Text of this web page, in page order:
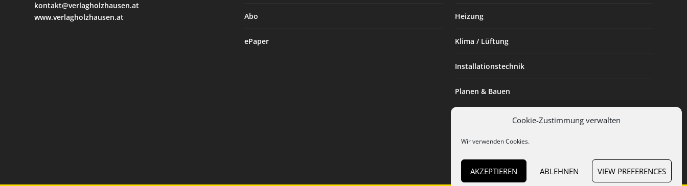
Cookie-Zustimmung verwalten
Wir verwenden Cookies.
AKZEPTIEREN ABLEHNEN VIEW PREFERENCES
kontakt@verlagholzhausen.at
www.verlagholzhausen.at
Abo
ePaper
Heizung
Klima / Lüftung
Installationstechnik
Planen & Bauen
Installateur des Monats